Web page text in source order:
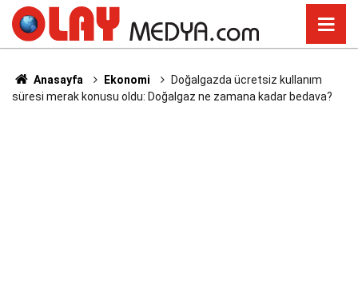
Anasayfa Ekonomi
Doğalgazda ücretsiz kullanım
süresi merak konusu oldu: Doğalgaz ne zamana kadar bedava?